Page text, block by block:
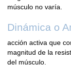
músculo no varía.
Dinámica o
acción activa que
magnitud de la
del músculo.